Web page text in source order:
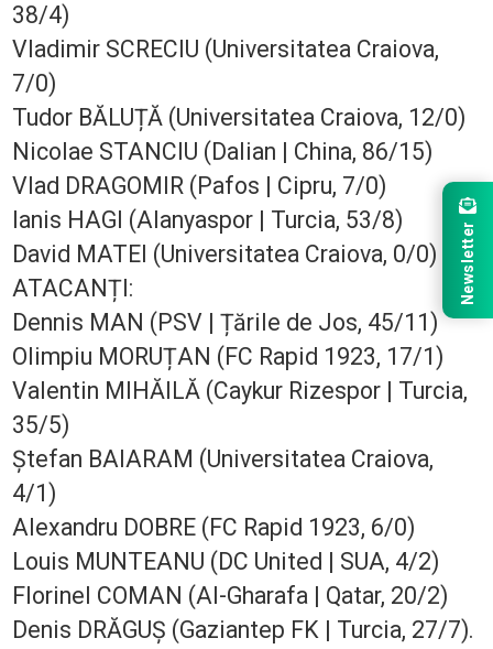
38/4)
Vladimir SCRECIU (Universitatea Craiova,
7/0)
Tudor BĂLUȚĂ (Universitatea Craiova, 12/0)
Nicolae STANCIU (Dalian | China, 86/15)
Vlad DRAGOMIR (Pafos | Cipru, 7/0)
Ianis HAGI (Alanyaspor | Turcia, 53/8)
David MATEI (Universitatea Craiova, 0/0)
ATACANȚI:
Dennis MAN (PSV | Țările de Jos, 45/11)
Olimpiu MORUȚAN (FC Rapid 1923, 17/1)
Valentin MIHĂILĂ (Caykur Rizespor | Turcia,
35/5)
Ștefan BAIARAM (Universitatea Craiova,
4/1)
Alexandru DOBRE (FC Rapid 1923, 6/0)
Louis MUNTEANU (DC United | SUA, 4/2)
Florinel COMAN (Al-Gharafa | Qatar, 20/2)
Denis DRĂGUȘ (Gaziantep FK | Turcia, 27/7).
Newsletter